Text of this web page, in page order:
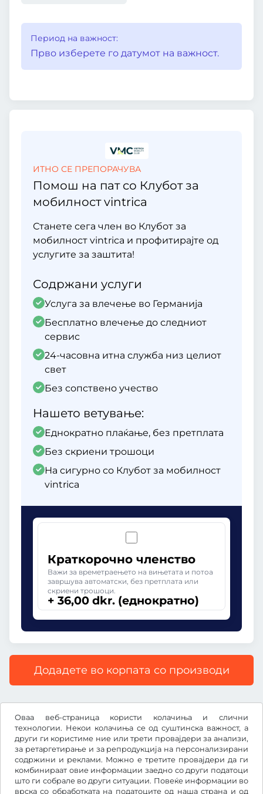
Оваа веб-страница користи колачиња и слични
технологии. Некои колачиња се од суштинска важност, а
други ги користиме ние или трети провајдери за анализи,
за ретаргетирање и за репродукција на персонализирани
содржини и реклами. Можно е третите провајдери да ги
комбинираат овие информации заедно со други податоци
што ги собрале во други ситуации. Повеќе информации во
врска со обработката на податоците од наша страна и од
Период на важност:
Прво изберете го датумот на важност.
ИТНО СЕ ПРЕПОРАЧУВА
Помош на пат со Клубот за
мобилност vintrica
Станете сега член во Клубот за
мобилност vintrica и профитирајте од
услугите за заштита!
Содржани услуги
Услуга за влечење во Германија
Бесплатно влечење до следниот
сервис
24-часовна итна служба низ целиот
свет
Без сопствено учество
Нашето ветување:
Еднократно плаќање, без претплата
Без скриени трошоци
На сигурно со Клубот за мобилност
vintrica
Краткорочно членство
Важи за времетраењето на вињетата и потоа
завршува автоматски, без претплата или
скриени трошоци.
+ 36,00 dkr. (еднократно)
Додадете во корпата со производи
Сите цени со вклучен законски ДДВ.
dkr.DKK